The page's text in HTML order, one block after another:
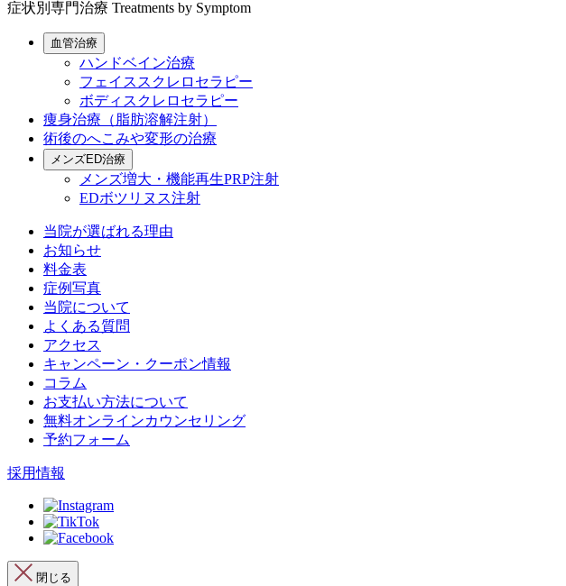
症状別専門治療 Treatments by Symptom
血管治療
ハンドベイン治療
フェイススクレロセラピー
ボディスクレロセラピー
痩身治療（脂肪溶解注射）
術後のへこみや変形の治療
メンズED治療
メンズ増大・機能再生PRP注射
EDボツリヌス注射
当院が選ばれる理由
お知らせ
料金表
症例写真
当院について
よくある質問
アクセス
キャンペーン・クーポン情報
コラム
お支払い方法について
無料オンラインカウンセリング
予約フォーム
採用情報
閉じる